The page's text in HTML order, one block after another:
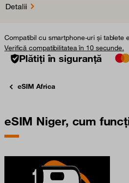
Detalii
Compatibil cu smartphone-uri și tablete
Verifică compatibilitatea în 10 secunde.
Plătiți în siguranță
eSIM Africa
eSIM Niger, cum